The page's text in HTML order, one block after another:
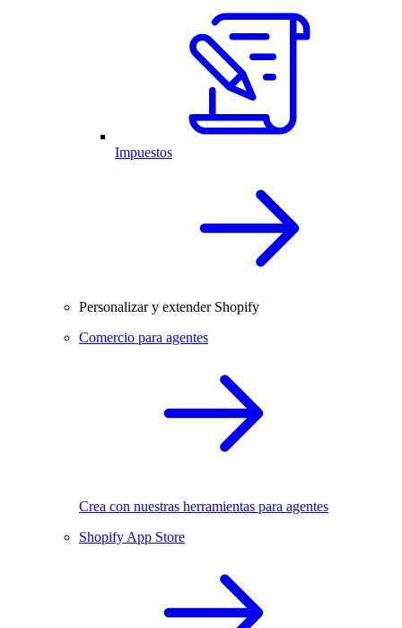
Impuestos
Personalizar y extender Shopify
Comercio para agentes
Crea con nuestras herramientas para agentes
Shopify App Store